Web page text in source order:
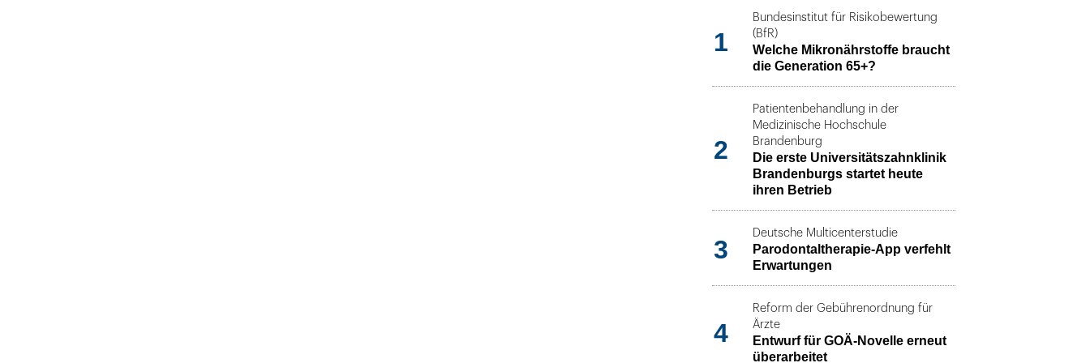
1
Bundesinstitut für Risikobewertung
(BfR)
Welche Mikronährstoffe braucht
die Generation 65+?
2
Patientenbehandlung in der
Medizinische Hochschule
Brandenburg
Die erste Universitätszahnklinik
Brandenburgs startet heute
ihren Betrieb
3
Deutsche Multicenterstudie
Parodontaltherapie-App verfehlt
Erwartungen
4
Reform der Gebührenordnung für
Ärzte
Entwurf für GOÄ-Novelle erneut
überarbeitet